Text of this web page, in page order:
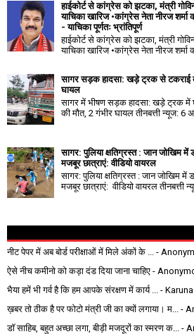
हाईकोर्ट से कांग्रेस को झटका, मंत्री
याचिका खारिज •कांग्रेस नेता नीरज शर्मा
- याचिका पूर्णतः भ्रांतिपूर्ण
हाईकोर्ट से कांग्रेस को झटका, मंत्री
याचिका खारिज •कांग्रेस नेता नीरज शर्मा
सागर सड़क हादसा: खड़े ट्रक से टकराई
घायल
सागर में भीषण सड़क हादसा: खड़े ट्रक में
की मौत, 2 गंभीर घायल तीनबत्ती न्यूज: 6
सागर: पुलिया क्षतिग्रस्त : जान जोखिम
मजबूर छात्राएं: वीडियो वायरल
सागर: पुलिया क्षतिग्रस्त : जान जोखिम
मजबूर छात्राएं: वीडियो वायरल
नीट पेपर में अब बोर्ड परीक्षाओं में मिले अंकों के ...
-
ऐसे नीच कमीनो को कड़ा दंड दिया जाना चाहिए -
भैया हमें भी गर्व है कि हम आपके संरक्षण में कार्य ...
-
ख़बर तो ठीक है पर फोटो मंत्री जी का क्यों लगाया। म...
-
डॉ साहिब, बहुत अच्छा लगा, बीड़ी मजदूरों का स्मरण क...
-